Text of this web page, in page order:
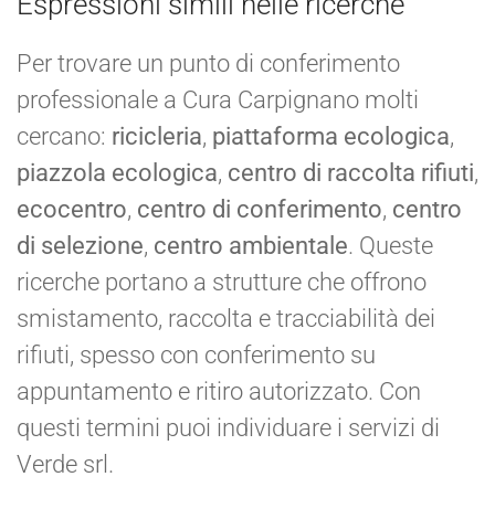
Per trovare un punto di conferimento
professionale a Cura Carpignano molti
cercano: ricicleria, piattaforma ecologica,
piazzola ecologica, centro di raccolta rifiuti,
ecocentro, centro di conferimento, centro
di selezione, centro ambientale. Queste
ricerche portano a strutture che offrono
smistamento, raccolta e tracciabilità dei
rifiuti, spesso con conferimento su
appuntamento e ritiro autorizzato. Con
questi termini puoi individuare i servizi di
Verde srl.